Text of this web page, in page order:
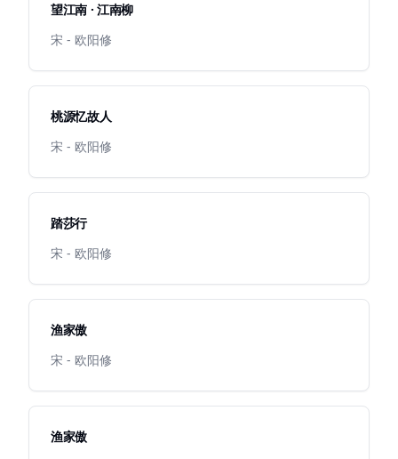
望江南 · 江南柳
宋 - 欧阳修
桃源忆故人
宋 - 欧阳修
踏莎行
宋 - 欧阳修
渔家傲
宋 - 欧阳修
渔家傲